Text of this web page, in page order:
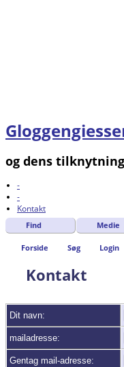
og dens
-
-
Kontakt
Find Medie
Forside Søg Login
Kontakt
Dit navn:
mailadresse:
Gentag mail-adresse: